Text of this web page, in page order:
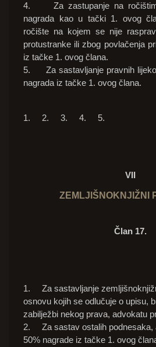
4. Za zastupanje na
nagrada kao u tački 1. ovog
ročište na kojem se nije
protustranke ili zbog povlačenja
iz tačke 1. ovog člana.
5. Za sastavljanje pravnih
nagrada iz tačke 1. ovog člana.
1. 2. 3. 4. 5.
VII
ZEMLJIŠNOKNJIŽNI
Član 17.
1. Za sastavljanje
osnovu kojih se odlučuje o upisu,
zabilježbi nekog prava, advokatu
2. Za sastav ostalih podnesaka,
50% nagrade iz tačke 1. ovog